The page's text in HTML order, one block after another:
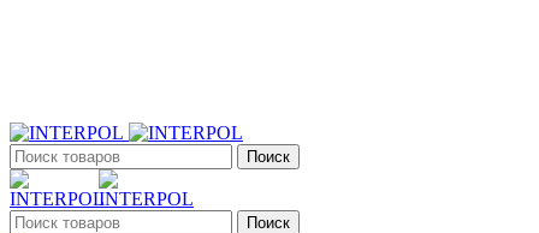
Поиск
Поиск